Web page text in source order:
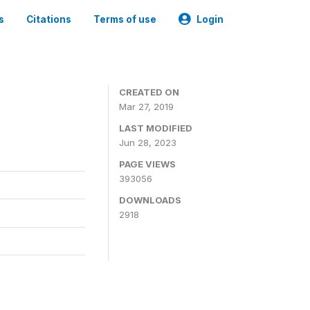
Citations Terms of use Login
CREATED ON
Mar 27, 2019
LAST MODIFIED
Jun 28, 2023
PAGE VIEWS
393056
DOWNLOADS
2918